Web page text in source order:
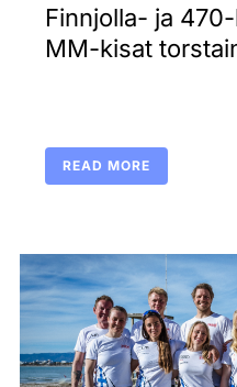
Finnjolla- ja
MM-kisat
READ MORE